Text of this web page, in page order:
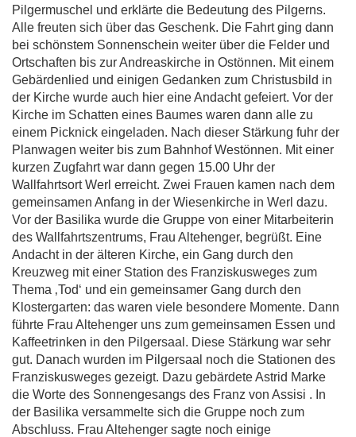
Pilgermuschel und erklärte die Bedeutung des Pilgerns.
Alle freuten sich über das Geschenk. Die Fahrt ging dann
bei schönstem Sonnenschein weiter über die Felder und
Ortschaften bis zur Andreaskirche in Ostönnen. Mit einem
Gebärdenlied und einigen Gedanken zum Christusbild in
der Kirche wurde auch hier eine Andacht gefeiert. Vor der
Kirche im Schatten eines Baumes waren dann alle zu
einem Picknick eingeladen. Nach dieser Stärkung fuhr der
Planwagen weiter bis zum Bahnhof Westönnen. Mit einer
kurzen Zugfahrt war dann gegen 15.00 Uhr der
Wallfahrtsort Werl erreicht. Zwei Frauen kamen nach dem
gemeinsamen Anfang in der Wiesenkirche in Werl dazu.
Vor der Basilika wurde die Gruppe von einer Mitarbeiterin
des Wallfahrtszentrums, Frau Altehenger, begrüßt. Eine
Andacht in der älteren Kirche, ein Gang durch den
Kreuzweg mit einer Station des Franziskusweges zum
Thema ‚Tod‘ und ein gemeinsamer Gang durch den
Klostergarten: das waren viele besondere Momente. Dann
führte Frau Altehenger uns zum gemeinsamen Essen und
Kaffeetrinken in den Pilgersaal. Diese Stärkung war sehr
gut. Danach wurden im Pilgersaal noch die Stationen des
Franziskusweges gezeigt. Dazu gebärdete Astrid Marke
die Worte des Sonnengesangs des Franz von Assisi . In
der Basilika versammelte sich die Gruppe noch zum
Abschluss. Frau Altehenger sagte noch einige